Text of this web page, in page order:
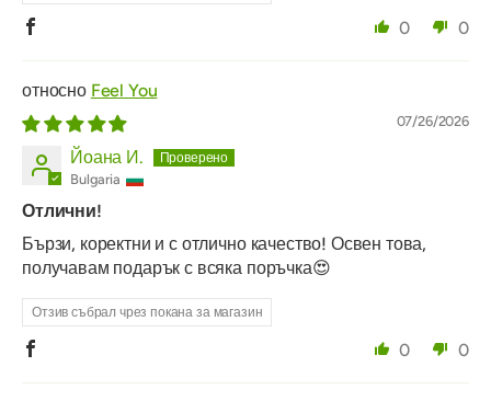
0 0
Feel You
07/26/2026
Йоана И.
Bulgaria
Отлични!
Бързи, коректни и с отлично качество! Освен това,
получавам подарък с всяка поръчка😍
Отзив събрал чрез покана за магазин
0 0